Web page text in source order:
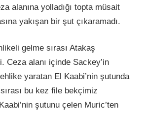
alanına yolladığı topta müsait
yakışan bir şut çıkaramadı.
gelme sırası Atakaş
Ceza alanı içinde Sackey’in
yaratan El Kaabi’nin şutunda
bu kez file bekçimiz
şutunu çelen Muric’ten